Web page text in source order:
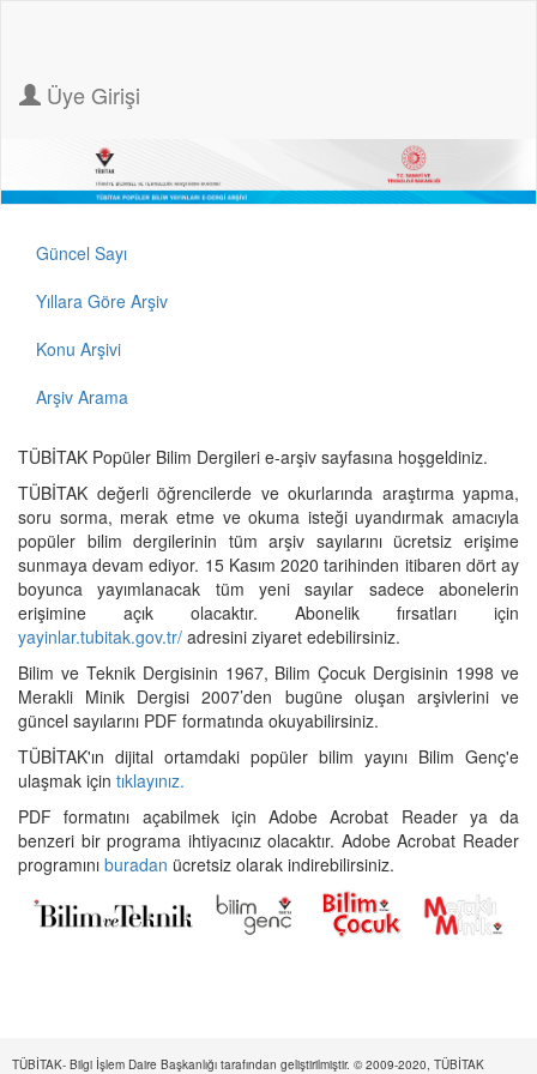
Üye Girişi
Güncel Sayı
Yıllara Göre Arşiv
Konu Arşivi
Arşiv Arama
TÜBİTAK Popüler Bilim Dergileri e-arşiv sayfasına hoşgeldiniz.
TÜBİTAK değerli öğrencilerde ve okurlarında araştırma yapma,
soru sorma, merak etme ve okuma isteği uyandırmak amacıyla
popüler bilim dergilerinin tüm arşiv sayılarını ücretsiz erişime
sunmaya devam ediyor. 15 Kasım 2020 tarihinden itibaren dört ay
boyunca yayımlanacak tüm yeni sayılar sadece abonelerin
erişimine açık olacaktır. Abonelik fırsatları için
yayinlar.tubitak.gov.tr/ adresini ziyaret edebilirsiniz.
Bilim ve Teknik Dergisinin 1967, Bilim Çocuk Dergisinin 1998 ve
Merakli Minik Dergisi 2007’den bugüne oluşan arşivlerini ve
güncel sayılarını PDF formatında okuyabilirsiniz.
TÜBİTAK'ın dijital ortamdaki popüler bilim yayını Bilim Genç'e
ulaşmak için tıklayınız.
PDF formatını açabilmek için Adobe Acrobat Reader ya da
benzeri bir programa ihtiyacınız olacaktır. Adobe Acrobat Reader
programını buradan ücretsiz olarak indirebilirsiniz.
TÜBİTAK- Bilgi İşlem Daire Başkanlığı tarafından geliştirilmiştir. © 2009-2020, TÜBİTAK